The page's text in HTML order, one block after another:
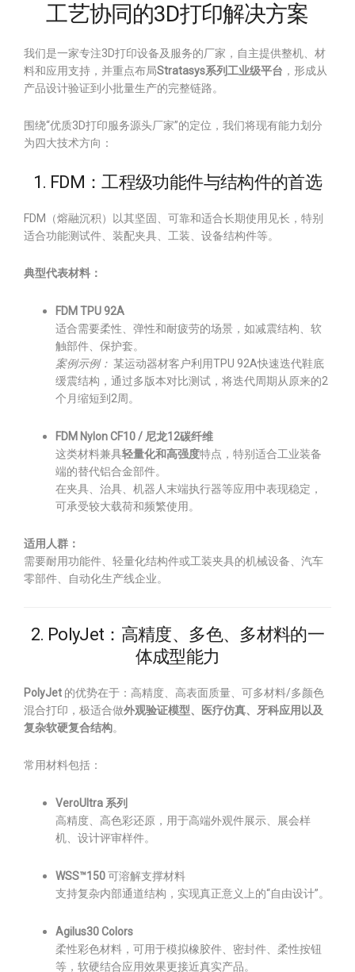
工艺协同的3D打印解决方案
我们是一家专注3D打印设备及服务的厂家，自主提供整机、材
料和应用支持，并重点布局Stratasys系列工业级平台 ，形成从
产品设计验证到小批量生产的完整链路。
围绕“优质3D打印服务源头厂家”的定位，我们将现有能力划分
为四大技术方向：
1. FDM：工程级功能件与结构件的首选
FDM（熔融沉积）以其坚固、可靠和适合长期使用见长，特别
适合功能测试件、装配夹具、工装、设备结构件等。
典型代表材料：
FDM TPU 92A
适合需要柔性、弹性和耐疲劳的场景，如减震结构、软
触部件、保护套。
案例示例： 某运动器材客户利用TPU 92A快速迭代鞋底
缓震结构，通过多版本对比测试，将迭代周期从原来的2
个月缩短到2周。
FDM Nylon CF10 / 尼龙12碳纤维
这类材料兼具轻量化和高强度特点，特别适合工业装备
端的替代铝合金部件。
在夹具、治具、机器人末端执行器等应用中表现稳定，
可承受较大载荷和频繁使用。
适用人群：
需要耐用功能件、轻量化结构件或工装夹具的机械设备、汽车
零部件、自动化生产线企业。
2. PolyJet：高精度、多色、多材料的一
体成型能力
PolyJet 的优势在于：高精度、高表面质量、可多材料/多颜色
混合打印，极适合做外观验证模型、医疗仿真、牙科应用以及
复杂软硬复合结构。
常用材料包括：
VeroUltra 系列
高精度、高色彩还原，用于高端外观件展示、展会样
机、设计评审样件。
WSS™150可溶解支撑材料
支持复杂内部通道结构，实现真正意义上的“自由设计”。
Agilus30 Colors
柔性彩色材料，可用于模拟橡胶件、密封件、柔性按钮
等，软硬结合应用效果更接近真实产品。